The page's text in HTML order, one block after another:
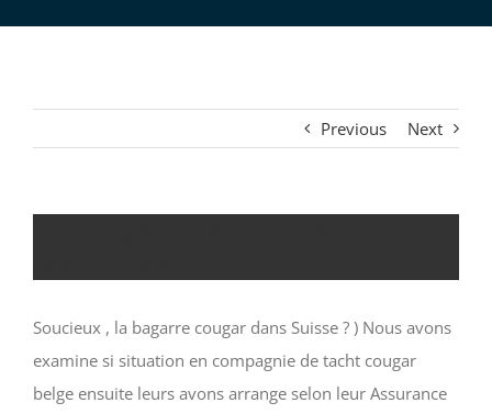
Previous Next
Soucieux , la bagarre cougar dans Suisse ? ) Nous avons
examine si situation en compagnie de tacht cougar
belge ensuite leurs avons arrange selon leur Assurance